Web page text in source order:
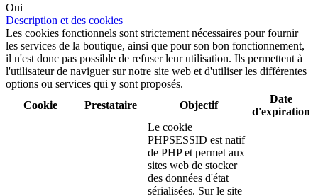
Oui
Description et des cookies
Les cookies fonctionnels sont strictement nécessaires pour fournir
les services de la boutique, ainsi que pour son bon fonctionnement,
il n'est donc pas possible de refuser leur utilisation. Ils permettent à
l'utilisateur de naviguer sur notre site web et d'utiliser les différentes
options ou services qui y sont proposés.
Cookie
Prestataire Objectif
Date
d'expiration
Le cookie
PHPSESSID est natif
de PHP et permet aux
sites web de stocker
des données d'état
sérialisées. Sur le site